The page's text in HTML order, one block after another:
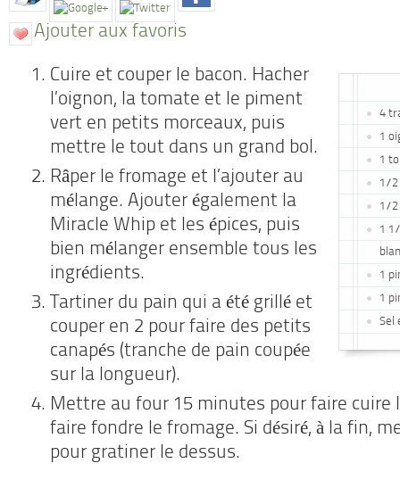
Ajouter aux favoris
4
1
1
1/2
1/2
1
1
1
Sel
Cuire et couper le bacon. Hacher
l’oignon, la tomate et le piment
vert en petits morceaux, puis
mettre le tout dans un grand bol.
Râper le fromage et l’ajouter au
mélange. Ajouter également la
Miracle Whip et les épices, puis
bien mélanger ensemble tous les
ingrédients.
Tartiner du pain qui a été grillé et
couper en 2 pour faire des petits
canapés (tranche de pain coupée
sur la longueur).
Mettre au four 15 minutes pour faire cuire
faire fondre le fromage. Si désiré, à la fin,
pour gratiner le dessus.